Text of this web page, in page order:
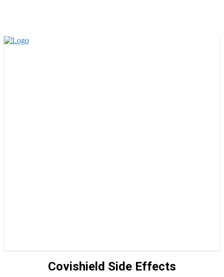
Covishield Side Effects